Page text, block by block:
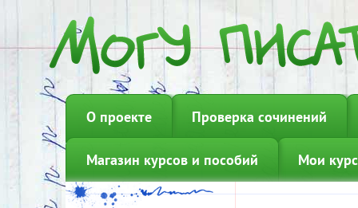
О проекте Проверка сочинений
Магазин курсов и пособий Мои